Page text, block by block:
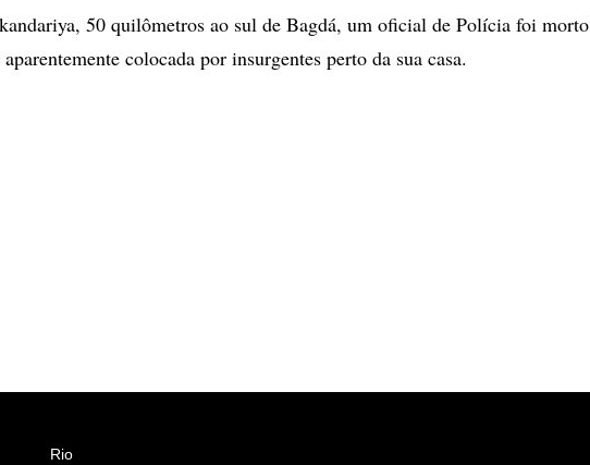
50 quilômetros ao sul de Bagdá, um oficial de Polícia foi morto
colocada por insurgentes perto da sua casa.
Rio